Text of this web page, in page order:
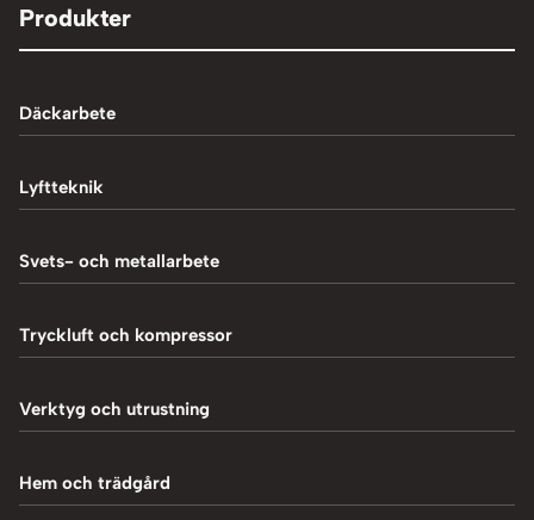
Produkter
Däckarbete
Balanseringsmaskiner
Chockluftare
Däckmaskiner
Däckventiler
Lyftteknik
1-Pelarlyft
4-Pelarlyft
Saxlyft - Låglyft
Svets- och metallarbete
Induktionsvärmare
MIG-svetsning
Plasmaskärning
Tryckluft och kompressor
Blästring
Luftpåfyllare
Verktyg och utrustning
Batteriladdare
Hem och trädgård